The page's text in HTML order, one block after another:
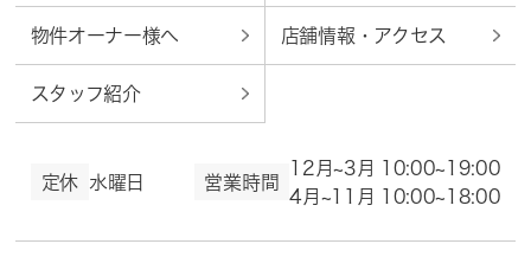
物件オーナー様へ 店舗情報・アクセス
スタッフ紹介
定休 水曜日 営業時間
12月~3月 10:00~19:00
4月~11月 10:00~18:00